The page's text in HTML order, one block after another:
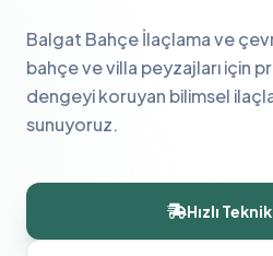
Balgat Bahçe İlaçlama ve
bahçe ve villa peyzajları için
dengeyi koruyan bilimsel
sunuyoruz.
Hızlı